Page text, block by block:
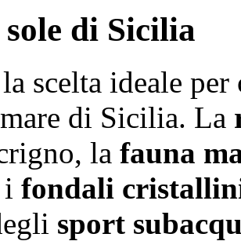
di Sicilia
scelta ideale
di Sicilia. La
la fauna
fondali
sport